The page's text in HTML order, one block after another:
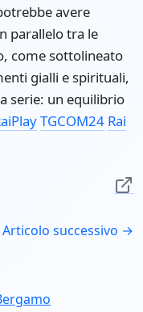
avere
parallelo tra le
come sottolineato
gialli e spirituali,
serie: un equilibrio
TGCOM24 Rai
Articolo successivo →